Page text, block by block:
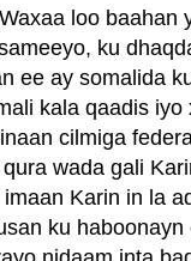
loo baahan
ku
ee ay somalida
kala qaadis
cilmiga
wada gali
Karin in la
ku